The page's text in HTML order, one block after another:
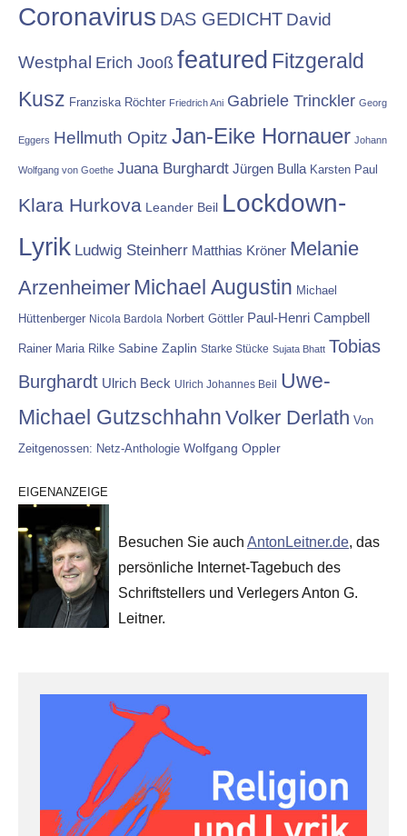
Coronavirus DAS GEDICHT David
Westphal Erich Jooß featured Fitzgerald
Kusz Franziska Röchter Friedrich Ani Gabriele Trinckler Georg
Eggers Hellmuth Opitz Jan-Eike Hornauer Johann
Wolfgang von Goethe Juana Burghardt Jürgen Bulla Karsten Paul
Klara Hurkova Leander Beil Lockdown-
Lyrik Ludwig Steinherr Matthias Kröner Melanie
Arzenheimer Michael Augustin Michael
Hüttenberger Nicola Bardola Norbert Göttler Paul-Henri Campbell
Rainer Maria Rilke Sabine Zaplin Starke Stücke Sujata Bhatt Tobias
Burghardt Ulrich Beck Ulrich Johannes Beil Uwe-
Michael Gutzschhahn Volker Derlath Von
Zeitgenossen: Netz-Anthologie Wolfgang Oppler
EIGENANZEIGE
Besuchen Sie auch AntonLeitner.de, das
persönliche Internet-Tagebuch des
Schriftstellers und Verlegers Anton G.
Leitner.